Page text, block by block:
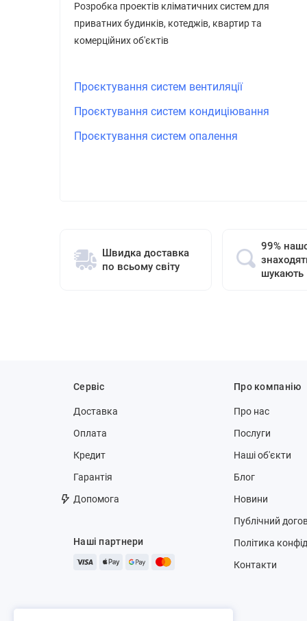
Розробка проектів кліматичних систем для
приватних будинків, котеджів, квартир та
комерційних об'єктів
Проєктування систем вентиляції
Проєктування систем кондиціювання
Проєктування систем опалення
Швидка доставка
по всьому світу
99%
шукають
Сервіс
Доставка
Оплата
Кредит
Гарантія
Допомога
Наші партнери
Про компанію
Про нас
Послуги
Наші об'єкти
Блог
Новини
Публічний
Політика
Контакти